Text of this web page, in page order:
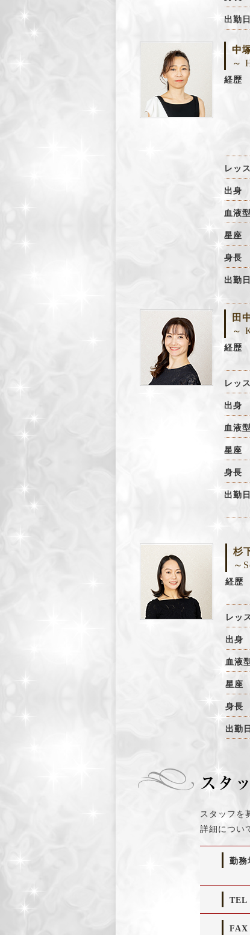
出勤日
中
～
経歴
レッ
出身
血液型
星座
身長
出勤日
田
～
経歴
レッ
出身
血液型
星座
身長
出勤日
杉
～
経歴
レッ
出身
血液
星座
身長
出勤日
スタッフを
詳細につい
勤務
TEL
FAX